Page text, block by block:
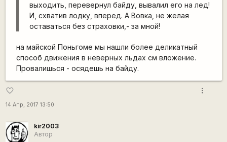
выходить, перевернул байду, вывалил его на лед!
И, схватив лодку, вперед. А Вовка, не желая
оставаться без страховки,- за мной!
на майской Поньгоме мы нашли более деликатный
способ движения в неверных льдах см вложение.
Провалишься - осядешь на байду.
favorite_border
14 Апр, 2017 13:50
more_vert
kir2003
Автор